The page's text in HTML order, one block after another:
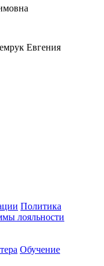
Евгения
Политика
лояльности
Обучение